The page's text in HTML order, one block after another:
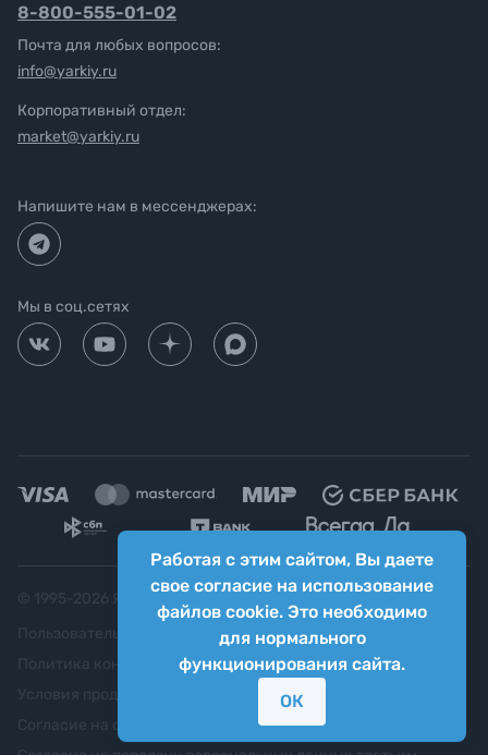
Работая с этим сайтом, Вы даете
свое согласие на использование
файлов cookie. Это необходимо
для нормального
функционирования сайта.
ОК
8-800-555-01-02
Почта для любых вопросов:
info@yarkiy.ru
Корпоративный отдел:
market@yarkiy.ru
Напишите нам в мессенджерах:
Мы в соц.сетях
Яркий фотомаркет ("Яркий Мир")
Пользовательское соглашение
Политика конфиденциальности
Согласие на обработку персональных данных